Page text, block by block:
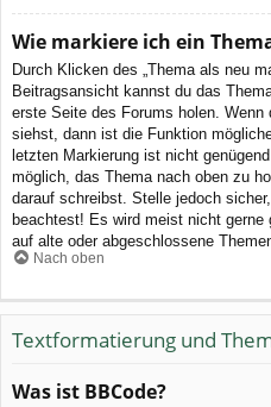
Wie markiere ich ein
Durch Klicken des „Thema als neu
Beitragsansicht kannst du das
erste Seite des Forums holen.
siehst, dann ist die Funktion
letzten Markierung ist nicht
möglich, das Thema nach oben zu
darauf schreibst. Stelle jedoch
beachtest! Es wird meist nicht gerne
auf alte oder abgeschlossene
Nach oben
Textformatierung und
Was ist BBCode?